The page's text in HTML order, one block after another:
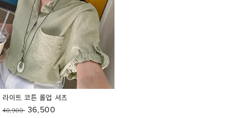
라이트 코튼 롤업 셔츠
40,900 36,500